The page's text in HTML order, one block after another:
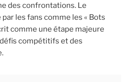
des confrontations. Le
les fans comme les « Bots
comme une étape majeure
compétitifs et des